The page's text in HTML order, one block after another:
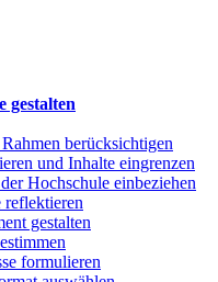
gestalten
berücksichtigen
und Inhalte eingrenzen
Hochschule einbeziehen
gestalten
formulieren